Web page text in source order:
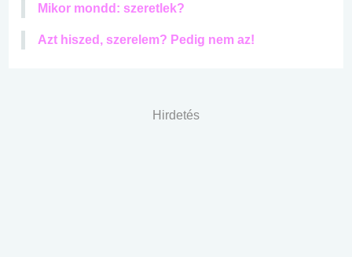
Mikor mondd: szeretlek?
Azt hiszed, szerelem? Pedig nem az!
Hirdetés